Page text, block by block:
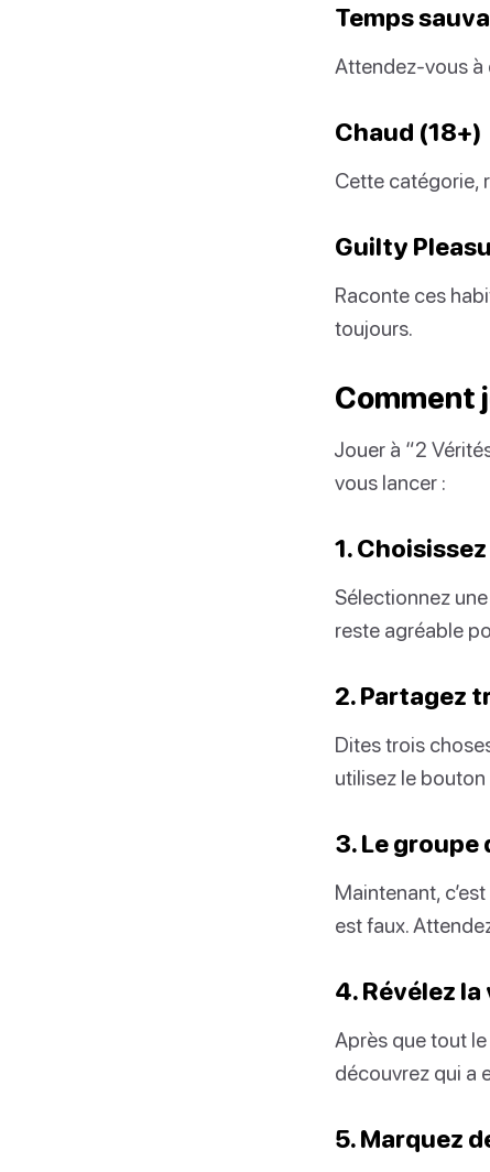
Temps
Attendez-vous à
Chaud (18+)
Cette catégorie,
Guilty
Raconte ces
toujours.
Comment
Jouer à “2
vous lancer :
1.
Sélectionnez
reste agréable
2. Partagez
Dites trois
utilisez le
3. Le
Maintenant,
est faux.
4. Révélez
Après que tout
découvrez qui a
5. Marquez